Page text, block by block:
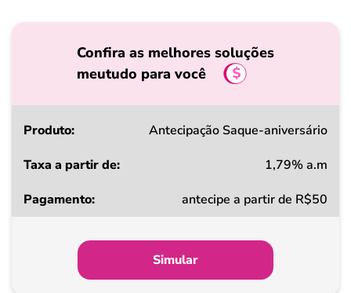
Confira as melhores soluções
meutudo para você
Produto
a
Antecipação Saque-aniversário
1,79% a.m
antecipe a partir de R$50
Simular